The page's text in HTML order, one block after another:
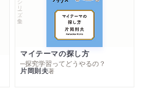
シリーズ・全集
マイテーマの探し方
─探究学習ってどうやるの？
片岡則夫著